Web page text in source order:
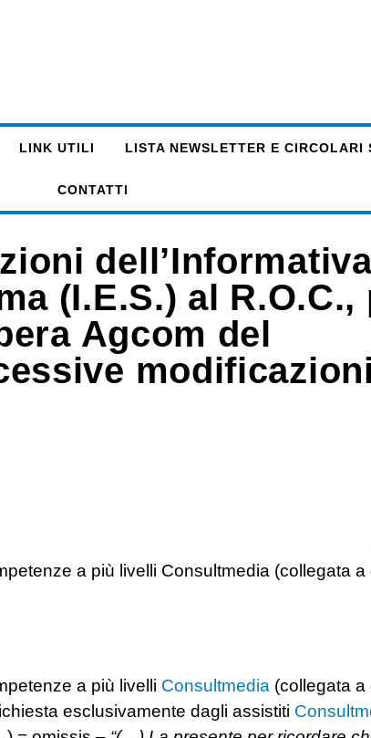
LINK UTILI LISTA NEWSLETTER E CIRCOLARI
CONTATTI
(I.E.S.) al R.O.C.,
Agcom del
a più livelli Consultmedia (collegata a
a più livelli Consultmedia (collegata a
esclusivamente dagli assistiti